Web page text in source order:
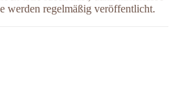
werden regelmäßig veröffentlicht.